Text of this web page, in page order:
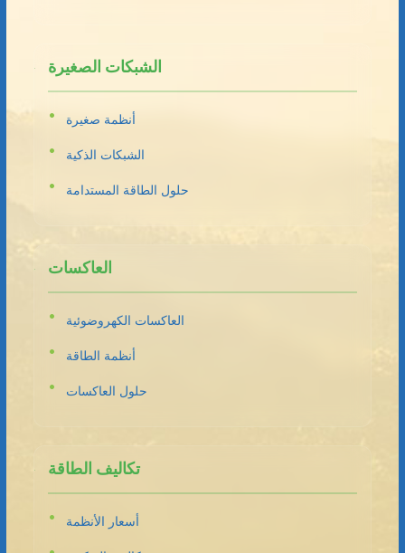
الشبكات الصغيرة
أنظمة صغيرة
الشبكات الذكية
حلول الطاقة المستدامة
العاكسات
العاكسات الكهروضوئية
أنظمة الطاقة
حلول العاكسات
تكاليف الطاقة
أسعار الأنظمة